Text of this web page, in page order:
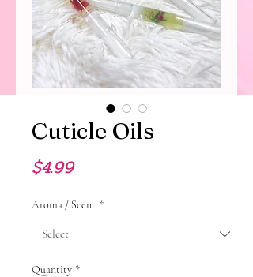
Cuticle Oils
$4.99Price
Aroma / Scent *
Quantity *